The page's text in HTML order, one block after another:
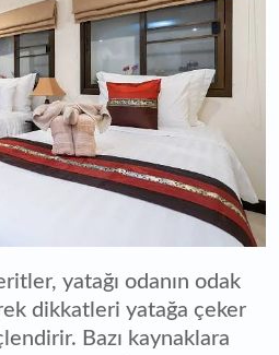
yatağı odanın odak
dikkatleri yatağa çeker
Bazı kaynaklara